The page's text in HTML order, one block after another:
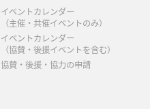
イベントカレンダー
（主催・共催イベントのみ）
イベントカレンダー
（協賛・後援イベントを含む）
協賛・後援・協力の申請